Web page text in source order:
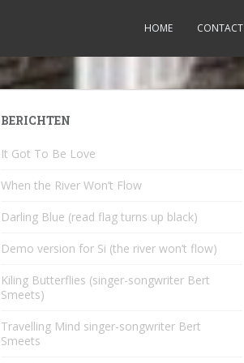
HOME CONTACT
BERICHTEN
It Got To Be Love
When the River Won’t Flow
Darling Blue (read flag turns up black)
Demo version for Si (the river won’t flow)
Kiling Butterflies (singer-songwriter Bert
Smeets)
Travelling Mind singer-songwriter Bert
Smeets